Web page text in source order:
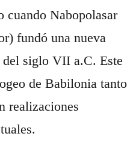
cuando Nabopolasar
fundó una nueva
siglo VII a.C. Este
de Babilonia tanto
realizaciones